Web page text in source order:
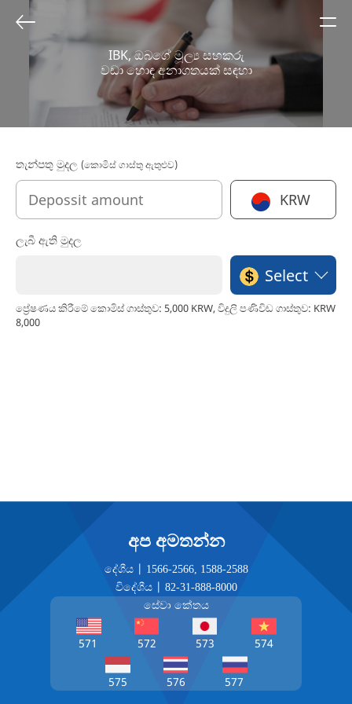
IBK, ඔබගේ මූල්‍ය සහකරු
වඩා හොඳ අනාගතයක් සඳහා
තැන්පතු මුදල (කොමිස් ගාස්තු ඇතුළුව)
KRW
ලැබී ඇති මුදල
Select
ප්‍රේෂණය කිරීමේ කොමිස් ගාස්තුව: 5,000 KRW, විදුලි පණිවිඩ ගාස්තුව: KRW
8,000
අප අමතන්න
දේශීය | 1566-2566, 1588-2588
විදේශීය | 82-31-888-8000
සේවා කේතය
571 572 573 574
575 576 577